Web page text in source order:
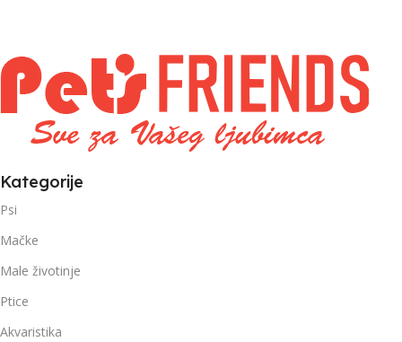
1kg – 3kg
Kategorije
Psi
Mačke
Male životinje
Ptice
Akvaristika